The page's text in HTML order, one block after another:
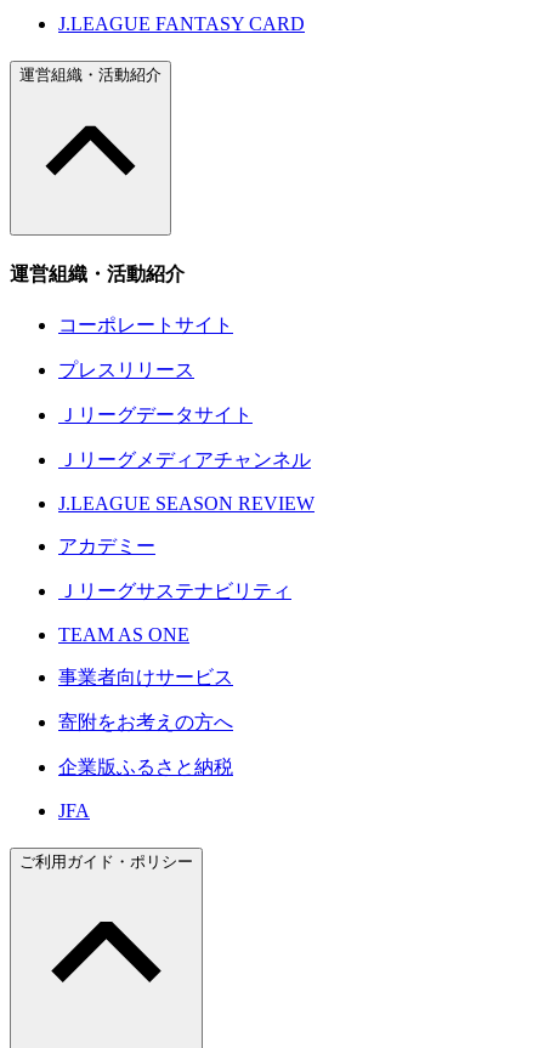
J.LEAGUE FANTASY CARD
運営組織・活動紹介
運営組織・活動紹介
コーポレートサイト
プレスリリース
Ｊリーグデータサイト
Ｊリーグメディアチャンネル
J.LEAGUE SEASON REVIEW
アカデミー
Ｊリーグサステナビリティ
TEAM AS ONE
事業者向けサービス
寄附をお考えの方へ
企業版ふるさと納税
JFA
ご利用ガイド・ポリシー